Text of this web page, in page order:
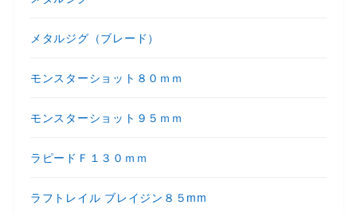
メタルジグ（ブレード）
モンスターショット８０ｍｍ
モンスターショット９５ｍｍ
ラピードＦ１３０ｍｍ
ラフトレイル ブレイジン８５mm